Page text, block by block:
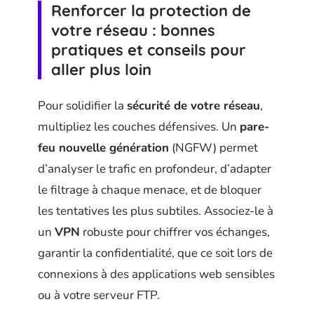
Renforcer la protection de
votre réseau : bonnes
pratiques et conseils pour
aller plus loin
Pour solidifier la sécurité de votre réseau,
multipliez les couches défensives. Un pare-
feu nouvelle génération (NGFW) permet
d’analyser le trafic en profondeur, d’adapter
le filtrage à chaque menace, et de bloquer
les tentatives les plus subtiles. Associez-le à
un VPN robuste pour chiffrer vos échanges,
garantir la confidentialité, que ce soit lors de
connexions à des applications web sensibles
ou à votre serveur FTP.